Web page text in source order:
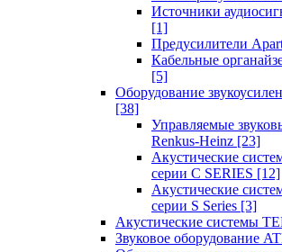
Источники
[1]
Предусилители
Кабельные
[5]
Оборудование
[38]
Управляемые
Renkus-Heinz [23]
Акустические
серии C SERIES [12]
Акустические
серии S Series [3]
Акустические системы
Звуковое оборудование